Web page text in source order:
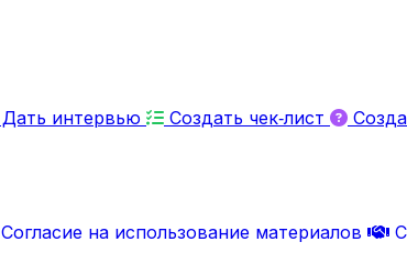
Дать интервью Создать чек‑лист
Согласие на использование материалов